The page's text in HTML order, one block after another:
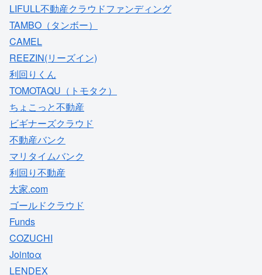
LIFULL不動産クラウドファンディング
TAMBO（タンボー）
CAMEL
REEZIN(リーズイン)
利回りくん
TOMOTAQU（トモタク）
ちょこっと不動産
ビギナーズクラウド
不動産バンク
マリタイムバンク
利回り不動産
大家.com
ゴールドクラウド
Funds
COZUCHI
Jointoα
LENDEX